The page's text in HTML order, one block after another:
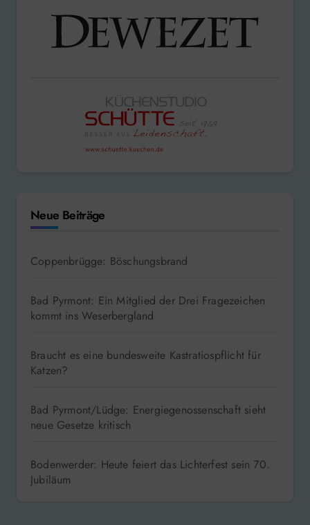
Neue Beiträge
Coppenbrügge: Böschungsbrand
Bad Pyrmont: Ein Mitglied der Drei Fragezeichen
kommt ins Weserbergland
Braucht es eine bundesweite Kastratiospflicht für
Katzen?
Bad Pyrmont/Lüdge: Energiegenossenschaft sieht
neue Gesetze kritisch
Bodenwerder: Heute feiert das Lichterfest sein 70.
Jubiläum